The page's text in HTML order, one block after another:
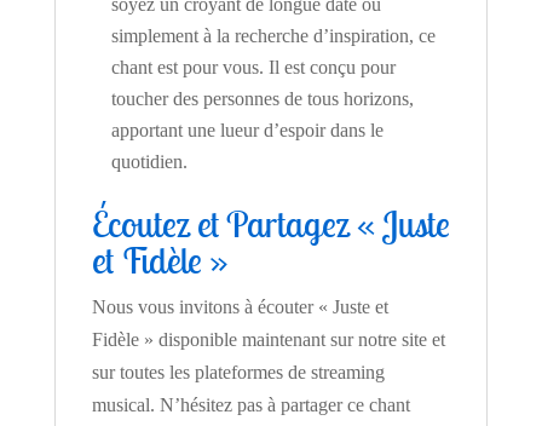
soyez un croyant de longue date ou
simplement à la recherche d’inspiration, ce
chant est pour vous. Il est conçu pour
toucher des personnes de tous horizons,
apportant une lueur d’espoir dans le
quotidien.
Écoutez et Partagez « Juste
et Fidèle »
Nous vous invitons à écouter « Juste et
Fidèle » disponible maintenant sur notre site et
sur toutes les plateformes de streaming
musical. N’hésitez pas à partager ce chant